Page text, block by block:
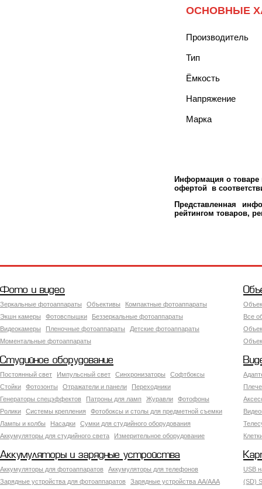
ОСНОВНЫЕ
Производитель
Тип
Ёмкость
Напряжение
Марка
Информация о товаре
офертой в
Представленная
рейтингом товаров,
Фото и видео
Зеркальные фотоаппараты Объективы
Компактные фотоаппараты
Экшн камеры
Фотовспышки
Беззеркальные фотоаппараты
Видеокамеры
Пленочные фотоаппараты
Детские фотоаппараты
Моментальные фотоаппараты
Все
Студийное оборудование
Постоянный свет Импульсный свет Синхронизаторы
Софтбоксы
Стойки
Фотозонты Отражатели и панели
Переходники
Генераторы спецэффектов
Патроны для ламп Журавли
Фотофоны
Ролики
Системы крепления
Фотобоксы и столы для предметной съемки
Лампы и колбы
Насадки
Сумки для студийного оборудования
Аккумуляторы для студийного света
Измерительное оборудование
Аккумуляторы и зарядные устройства
Аккумуляторы для фотоаппаратов
Аккумуляторы для телефонов
Зарядные устройства для фотоаппаратов
Зарядные устройства AA/AAA
USB
(SD)